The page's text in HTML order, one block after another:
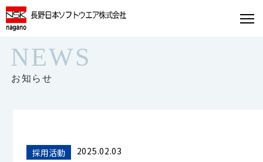
NEWS
お知らせ
採用活動 2025.02.03